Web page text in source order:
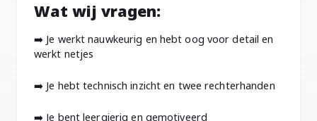
Wat wij vragen:
➡️ Je werkt nauwkeurig en hebt oog voor detail en
werkt netjes
➡️ Je hebt technisch inzicht en twee rechterhanden
➡️ Je bent leergierig en gemotiveerd